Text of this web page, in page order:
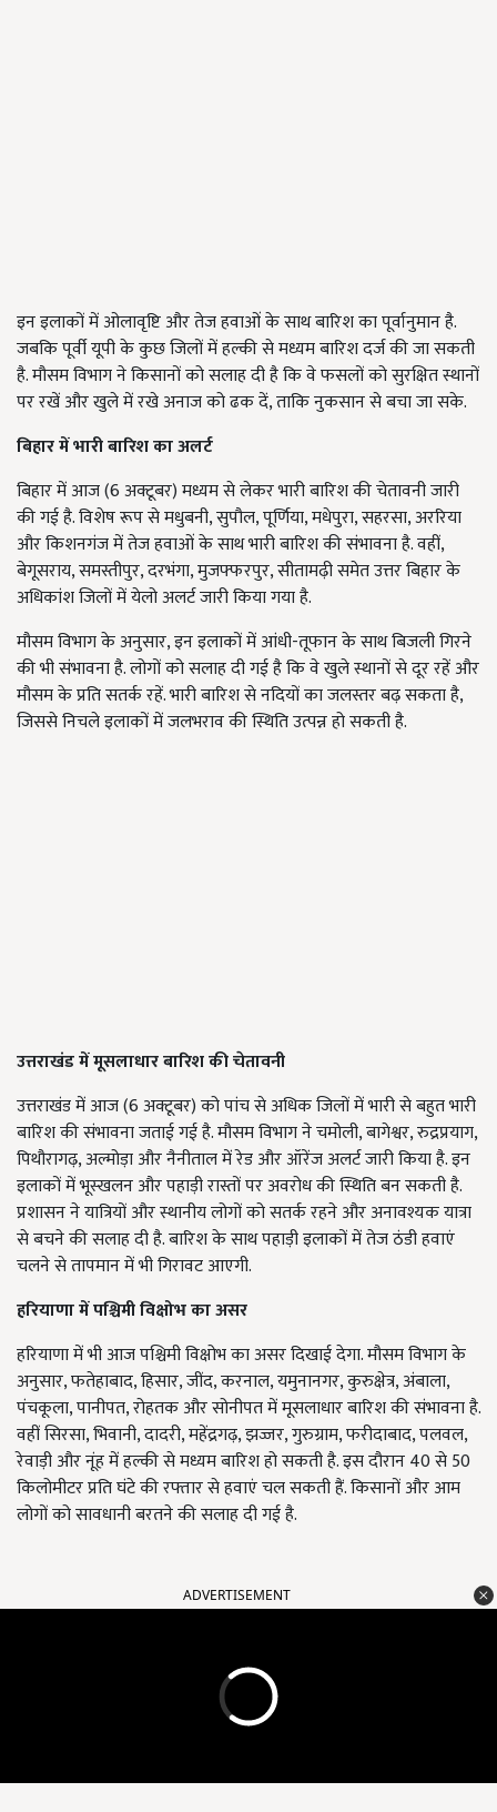
इन इलाकों में ओलावृष्टि और तेज हवाओं के साथ बारिश का पूर्वानुमान है.
जबकि पूर्वी यूपी के कुछ जिलों में हल्की से मध्यम बारिश दर्ज की जा सकती
है. मौसम विभाग ने किसानों को सलाह दी है कि वे फसलों को सुरक्षित स्थानों
पर रखें और खुले में रखे अनाज को ढक दें, ताकि नुकसान से बचा जा सके.
बिहार में भारी बारिश का अलर्ट
बिहार में आज (6 अक्टूबर) मध्यम से लेकर भारी बारिश की चेतावनी जारी
की गई है. विशेष रूप से मधुबनी, सुपौल, पूर्णिया, मधेपुरा, सहरसा, अररिया
और किशनगंज में तेज हवाओं के साथ भारी बारिश की संभावना है. वहीं,
बेगूसराय, समस्तीपुर, दरभंगा, मुजफ्फरपुर, सीतामढ़ी समेत उत्तर बिहार के
अधिकांश जिलों में येलो अलर्ट जारी किया गया है.
मौसम विभाग के अनुसार, इन इलाकों में आंधी-तूफान के साथ बिजली गिरने
की भी संभावना है. लोगों को सलाह दी गई है कि वे खुले स्थानों से दूर रहें और
मौसम के प्रति सतर्क रहें. भारी बारिश से नदियों का जलस्तर बढ़ सकता है,
जिससे निचले इलाकों में जलभराव की स्थिति उत्पन्न हो सकती है.
उत्तराखंड में मूसलाधार बारिश की चेतावनी
उत्तराखंड में आज (6 अक्टूबर) को पांच से अधिक जिलों में भारी से बहुत भारी
बारिश की संभावना जताई गई है. मौसम विभाग ने चमोली, बागेश्वर, रुद्रप्रयाग,
पिथौरागढ़, अल्मोड़ा और नैनीताल में रेड और ऑरेंज अलर्ट जारी किया है. इन
इलाकों में भूस्खलन और पहाड़ी रास्तों पर अवरोध की स्थिति बन सकती है.
प्रशासन ने यात्रियों और स्थानीय लोगों को सतर्क रहने और अनावश्यक यात्रा
से बचने की सलाह दी है. बारिश के साथ पहाड़ी इलाकों में तेज ठंडी हवाएं
चलने से तापमान में भी गिरावट आएगी.
हरियाणा में पश्चिमी विक्षोभ का असर
हरियाणा में भी आज पश्चिमी विक्षोभ का असर दिखाई देगा. मौसम विभाग के
अनुसार, फतेहाबाद, हिसार, जींद, करनाल, यमुनानगर, कुरुक्षेत्र, अंबाला,
पंचकूला, पानीपत, रोहतक और सोनीपत में मूसलाधार बारिश की संभावना है.
वहीं सिरसा, भिवानी, दादरी, महेंद्रगढ़, झज्जर, गुरुग्राम, फरीदाबाद, पलवल,
रेवाड़ी और नूंह में हल्की से मध्यम बारिश हो सकती है. इस दौरान 40 से 50
किलोमीटर प्रति घंटे की रफ्तार से हवाएं चल सकती हैं. किसानों और आम
लोगों को सावधानी बरतने की सलाह दी गई है.
ADVERTISEMENT